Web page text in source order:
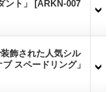
ント」 [ARKN-007
飾された人気シル
スペードリング」